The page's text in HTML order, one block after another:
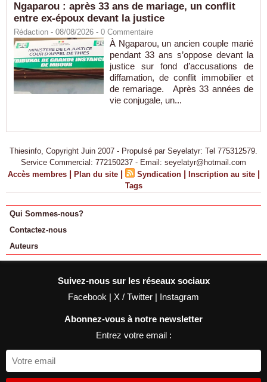
Ngaparou : après 33 ans de mariage, un conflit
entre ex-époux devant la justice
Rédaction - 08/08/2026 - 0 Commentaire
À Ngaparou, un ancien couple marié
pendant 33 ans s’oppose devant la
justice sur fond d’accusations de
diffamation, de conflit immobilier et
de remariage. Après 33 années de
vie conjugale, un...
Thiesinfo, Copyright Juin 2007 - Propulsé par Seyelatyr: Tel 775312579.
Service Commercial: 772150237 - Email: seyelatyr@hotmail.com
Accès membres | Plan du site | Syndication | Inscription au site |
Tags
Qui Sommes-nous?
Contactez-nous
Auteurs
Suivez-nous sur les réseaux sociaux
Facebook | X / Twitter | Instagram
Abonnez-vous à notre newsletter
Entrez votre email :